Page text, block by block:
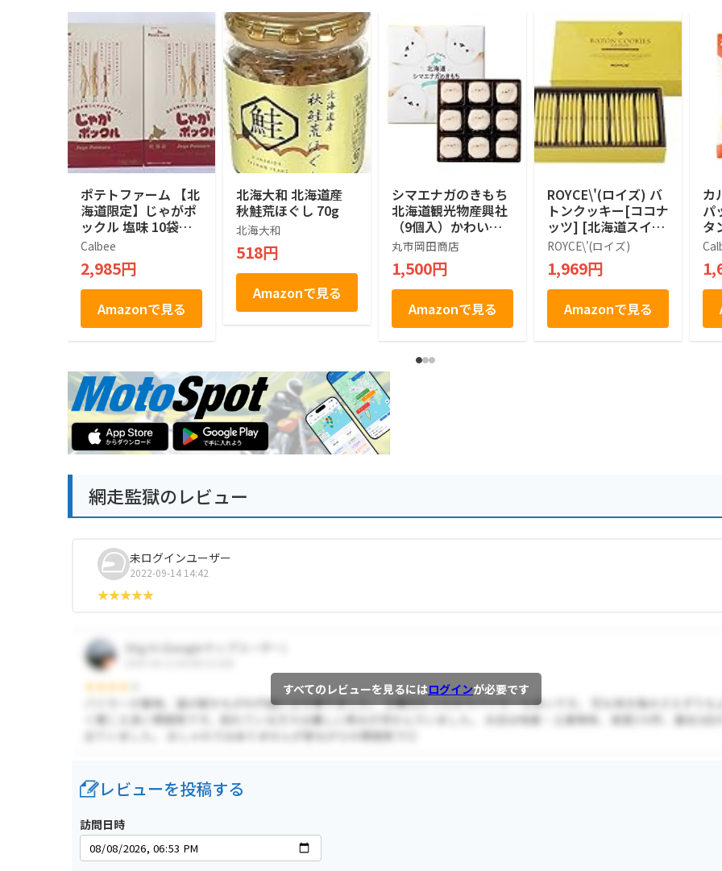
ポテトファーム 【北
海道限定】じゃがポ
ックル 塩味 10袋入
×２箱
Calbee
2,985円
Amazonで見る
北海大和 北海道産
秋鮭荒ほぐし 70g
北海大和
518円
Amazonで見る
シマエナガのきもち
北海道観光物産興社
（9個入）かわいい
シマエナガ (1箱)
丸市岡田商店
1,500円
Amazonで見る
ROYCE\'(ロイズ) バ
トンクッキー[ココナ
ッツ] [北海道スイー
ツ] 25個 (x 1)
ROYCE\'(ロイズ)
1,969円
Amazonで見る
カ
パ
タ
袋
網走監獄のレビュー
未ログインユーザー
2022-09-14 14:42
すべてのレビューを見るにはログインが必要です
レビューを投稿する
訪問日時